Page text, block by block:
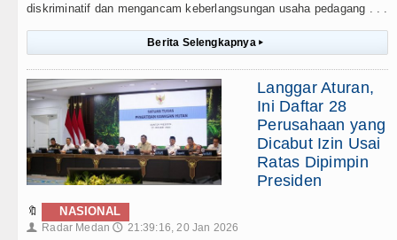
diskriminatif dan mengancam keberlangsungan usaha pedagang . . .
Berita Selengkapnya ▸
Langgar Aturan,
Ini Daftar 28
Perusahaan yang
Dicabut Izin Usai
Ratas Dipimpin
Presiden
🔖 NASIONAL
👤 Radar Medan 🕔 21:39:16, 20 Jan 2026